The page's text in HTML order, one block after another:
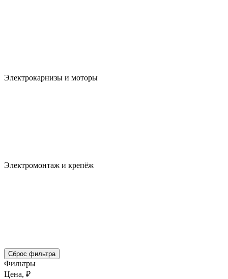
Электрокарнизы и моторы
Электромонтаж и крепёж
Сброс фильтра
Фильтры
Цена, ₽